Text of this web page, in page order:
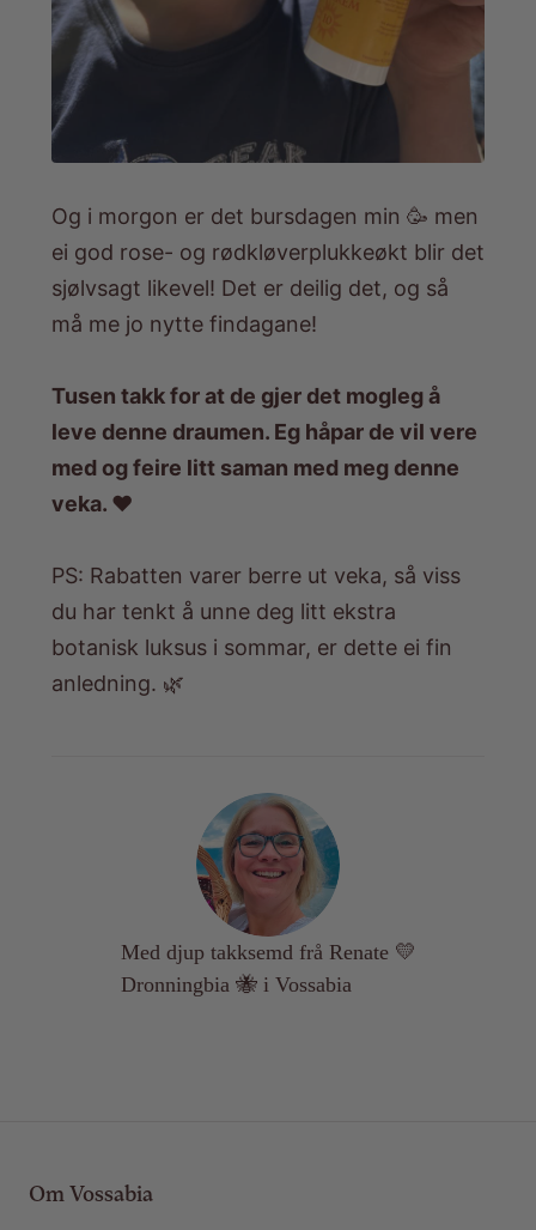
Og i morgon er det bursdagen min 🥳 men
ei god rose- og rødkløverplukkeøkt blir det
sjølvsagt likevel! Det er deilig det, og så
må me jo nytte findagane!
Tusen takk for at de gjer det mogleg å
leve denne draumen. Eg håpar de vil vere
med og feire litt saman med meg denne
veka. ❤️
PS: Rabatten varer berre ut veka, så viss
du har tenkt å unne deg litt ekstra
botanisk luksus i sommar, er dette ei fin
anledning. 🌿
Med djup takksemd frå Renate 💛
Dronningbia 🐝 i Vossabia
Om Vossabia